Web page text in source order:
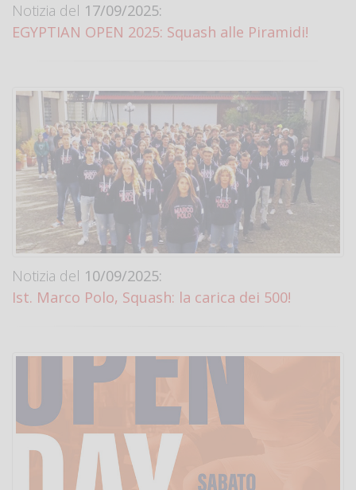
Notizia del 17/09/2025:
EGYPTIAN OPEN 2025: Squash alle Piramidi!
Notizia del 10/09/2025:
Ist. Marco Polo, Squash: la carica dei 500!